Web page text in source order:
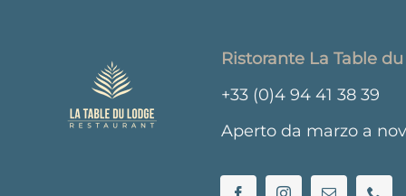
Ristorante La Table
+33 (0)4 94 41 38 39
Aperto da marzo a